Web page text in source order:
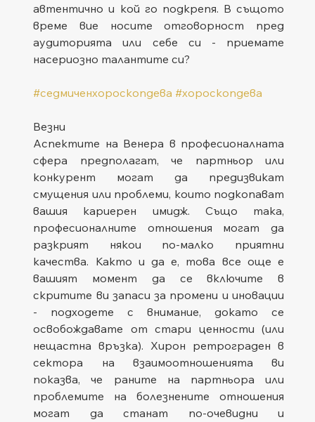
автентично и кой го подкрепя. В същото
време вие носите отговорност пред
аудиторията или себе си - приемате
насериозно талантите си?
#седмиченхороскопдева #хороскопдева
Везни
Аспектите на Венера в професионалната
сфера предполагат, че партньор или
конкурент могат да предизвикат
смущения или проблеми, които подкопават
вашия кариерен имидж. Също така,
професионалните отношения могат да
разкрият някои по-малко приятни
качества. Както и да е, това все още е
вашият момент да се включите в
скритите ви запаси за промени и иновации
- подходете с внимание, докато се
освобождавате от стари ценности (или
нещастна връзка). Хирон ретрограден в
сектора на взаимоотношенията ви
показва, че раните на партньора или
проблемите на болезнените отношения
могат да станат по-очевидни и